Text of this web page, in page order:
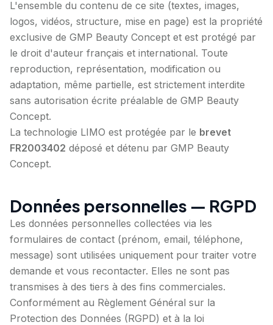
L'ensemble du contenu de ce site (textes, images,
logos, vidéos, structure, mise en page) est la propriété
exclusive de GMP Beauty Concept et est protégé par
le droit d'auteur français et international. Toute
reproduction, représentation, modification ou
adaptation, même partielle, est strictement interdite
sans autorisation écrite préalable de GMP Beauty
Concept.
La technologie LIMO est protégée par le brevet
FR2003402 déposé et détenu par GMP Beauty
Concept.
Données personnelles — RGPD
Les données personnelles collectées via les
formulaires de contact (prénom, email, téléphone,
message) sont utilisées uniquement pour traiter votre
demande et vous recontacter. Elles ne sont pas
transmises à des tiers à des fins commerciales.
Conformément au Règlement Général sur la
Protection des Données (RGPD) et à la loi